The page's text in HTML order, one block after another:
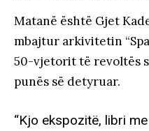
Matanë është Gjet
mbajtur arkivitetin
50-vjetorit të revoltës
punës së detyruar.
“Kjo ekspozitë, libri